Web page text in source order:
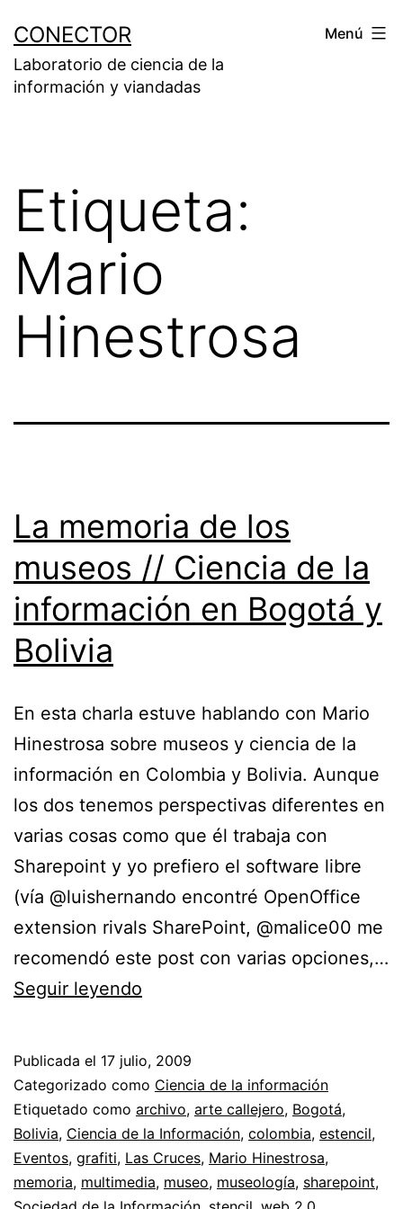
contenido
CONECTOR
Laboratorio de ciencia de la
información y viandadas
Menú
Etiqueta:
Mario
Hinestrosa
La memoria de los
museos // Ciencia de la
información en Bogotá y
Bolivia
En esta charla estuve hablando con Mario
Hinestrosa sobre museos y ciencia de la
información en Colombia y Bolivia. Aunque
los dos tenemos perspectivas diferentes en
varias cosas como que él trabaja con
Sharepoint y yo prefiero el software libre
(vía @luishernando encontré OpenOffice
extension rivals SharePoint, @malice00 me
recomendó este post con varias opciones,…
Seguir leyendo
los
museos
//
Ciencia
de
Publicada el 17 julio, 2009
Categorizado como Ciencia de la información
Etiquetado como archivo, arte callejero, Bogotá,
Bolivia, Ciencia de la Información, colombia, estencil,
Eventos, grafiti, Las Cruces, Mario Hinestrosa,
memoria, multimedia, museo, museología, sharepoint,